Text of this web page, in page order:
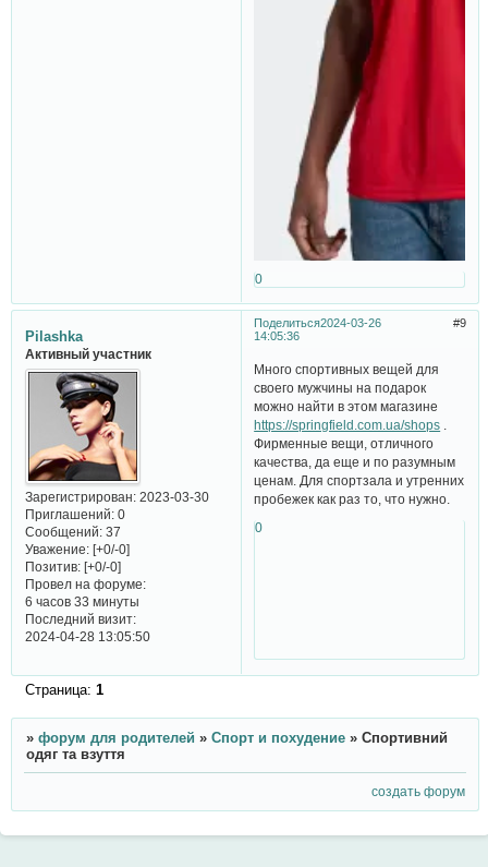
0
Поделиться 9
2024-03-26
14:05:36
Pilashka
Активный участник
Зарегистрирован: 2023-03-30
Приглашений:0
Сообщений:37
Уважение: [+0/-0]
Позитив: [+0/-0]
Провел на форуме:
6 часов 33 минуты
Последний визит:
2024-04-28 13:05:50
Много спортивных вещей для
своего мужчины на подарок
можно найти в этом магазине
https://springfield.com.ua/shops
Фирменные вещи, отличного
качества, да еще и по разумным
ценам. Для спортзала и утренних
пробежек как раз то, что нужно.
0
Страница: 1
» форум для родителей » Спорт и похудение » Спортивний
одяг та взуття
создать форум